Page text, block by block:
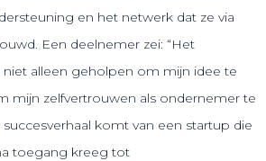
en het netwerk dat ze via
Een deelnemer zei: “Het
alleen geholpen om mijn idee te
mijn zelfvertrouwen als ondernemer te
komt van een startup die
toegang kreeg tot